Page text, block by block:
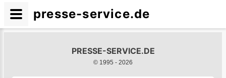
PRESSE-SERVICE.DE
© 1995 - 2026
presse-service.de